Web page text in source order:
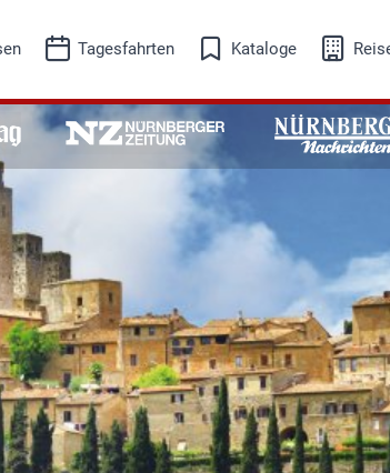
Tagesfahrten
Reisekalender
Events-Kultur
Freizeit-Erleben
Musicalreisen
Schifffahrt
Skireisen
Städtereisen
Kataloge